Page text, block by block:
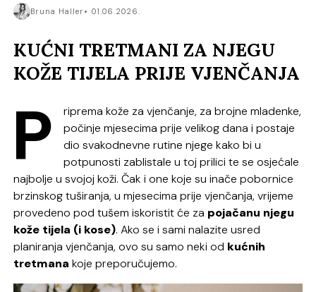
Bruna Haller 01.06.2026.
KUĆNI TRETMANI ZA NJEGU
KOŽE TIJELA PRIJE VJENČANJA
P
riprema kože za vjenčanje, za brojne mladenke,
počinje mjesecima prije velikog dana i postaje
dio svakodnevne rutine njege kako bi u
potpunosti zablistale u toj prilici te se osjećale
najbolje u svojoj koži. Čak i one koje su inače pobornice
brzinskog tuširanja, u mjesecima prije vjenčanja, vrijeme
provedeno pod tušem iskoristit će za pojačanu njegu
kože tijela (i kose). Ako se i sami nalazite usred
planiranja vjenčanja, ovo su samo neki od kućnih
tretmana koje preporučujemo.